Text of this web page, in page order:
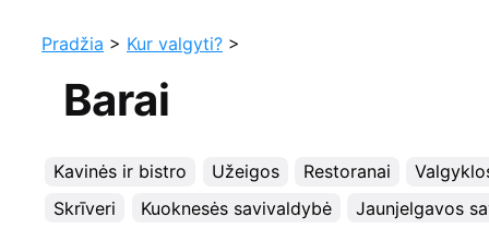
Pradžia > Kur valgyti? >
Barai
Kavinės ir bistro Užeigos Restoranai
Skrīveri
Kuoknesės savivaldybė Jaunjelgavos